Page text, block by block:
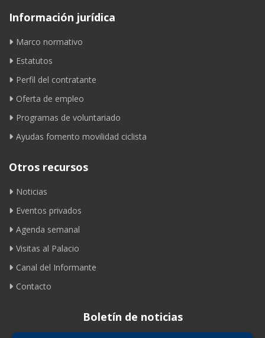
Información jurídica
Marco normativo
Estatutos
Perfil del contratante
Oferta de empleo
Programas de voluntariado
Ayudas fomento movilidad ciclista
Otros recursos
Noticias
Eventos privados
Agenda semanal
Visitas al Palacio
Canal del Informante
Contacto
Boletín de noticias